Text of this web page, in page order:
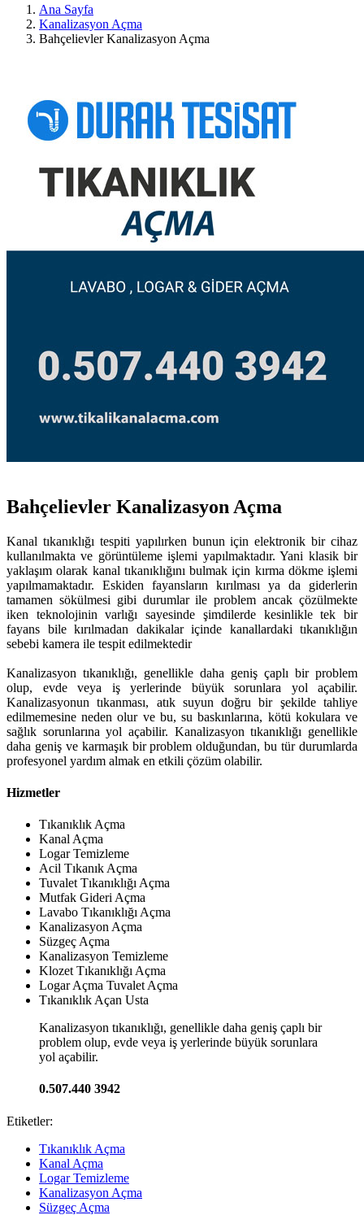
Ana Sayfa
Kanalizasyon Açma
Bahçelievler Kanalizasyon Açma
Bahçelievler Kanalizasyon Açma
Kanal tıkanıklığı tespiti yapılırken bunun için elektronik bir cihaz
kullanılmakta ve görüntüleme işlemi yapılmaktadır. Yani klasik bir
yaklaşım olarak kanal tıkanıklığını bulmak için kırma dökme işlemi
yapılmamaktadır. Eskiden fayansların kırılması ya da giderlerin
tamamen sökülmesi gibi durumlar ile problem ancak çözülmekte
iken teknolojinin varlığı sayesinde şimdilerde kesinlikle tek bir
fayans bile kırılmadan dakikalar içinde kanallardaki tıkanıklığın
sebebi kamera ile tespit edilmektedir
Kanalizasyon tıkanıklığı, genellikle daha geniş çaplı bir problem
olup, evde veya iş yerlerinde büyük sorunlara yol açabilir.
Kanalizasyonun tıkanması, atık suyun doğru bir şekilde tahliye
edilmemesine neden olur ve bu, su baskınlarına, kötü kokulara ve
sağlık sorunlarına yol açabilir. Kanalizasyon tıkanıklığı genellikle
daha geniş ve karmaşık bir problem olduğundan, bu tür durumlarda
profesyonel yardım almak en etkili çözüm olabilir.
Hizmetler
Tıkanıklık Açma
Kanal Açma
Logar Temizleme
Acil Tıkanık Açma
Tuvalet Tıkanıklığı Açma
Mutfak Gideri Açma
Lavabo Tıkanıklığı Açma
Kanalizasyon Açma
Süzgeç Açma
Kanalizasyon Temizleme
Klozet Tıkanıklığı Açma
Logar Açma Tuvalet Açma
Tıkanıklık Açan Usta
Kanalizasyon tıkanıklığı, genellikle daha geniş çaplı bir
problem olup, evde veya iş yerlerinde büyük sorunlara
yol açabilir.
0.507.440 3942
Etiketler:
Tıkanıklık Açma
Kanal Açma
Logar Temizleme
Kanalizasyon Açma
Süzgeç Açma